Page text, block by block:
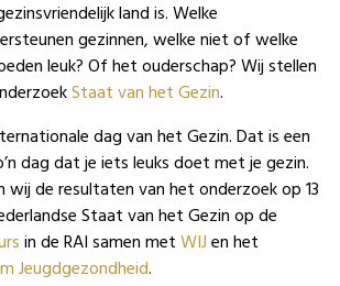
land is. Welke
gezinnen, welke niet of welke
leuk? Of het ouderschap? Wij stellen
Staat van het Gezin.
dag van het Gezin. Dat is een
dag dat je iets leuks doet met je gezin.
wij de resultaten van het onderzoek op 13
Staat van het Gezin op de
in de RAI samen metWIJen het
Jeugdgezondheid.